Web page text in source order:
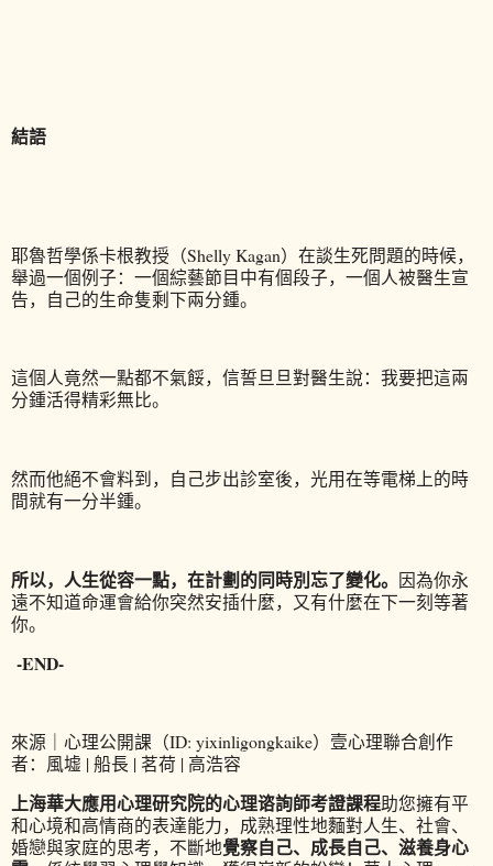
結語
耶魯哲學係卡根教授（Shelly Kagan）在談生死問題的時候，
舉過一個例子： 一個綜藝節目中有個段子，一個人被醫生宣
告，自己的生命隻剩下兩分鍾。
這個人竟然一點都不氣餒，信誓旦旦對醫生說：我要把這兩
分鍾活得精彩無比。
然而他絕不會料到，自己步出診室後，光用在等電梯上的時
間就有一分半鍾。
所以，人生從容一點，在計劃的同時別忘了變化。 因為你永
遠不知道命運會給你突然安插什麼，又有什麼在下一刻等著
你。
-END-
來源｜心理公開課（ID: yixinligongkaike） 壹心理聯合創作
者：風墟 | 船長 | 茗荷 | 高浩容
上海華大應用心理研究院的心理谘詢師考證課程助您擁有平
和心境和高情商的表達能力，成熟理性地麵對人生、社會、
婚戀與家庭的思考，不斷地覺察自己、成長自己、滋養身心